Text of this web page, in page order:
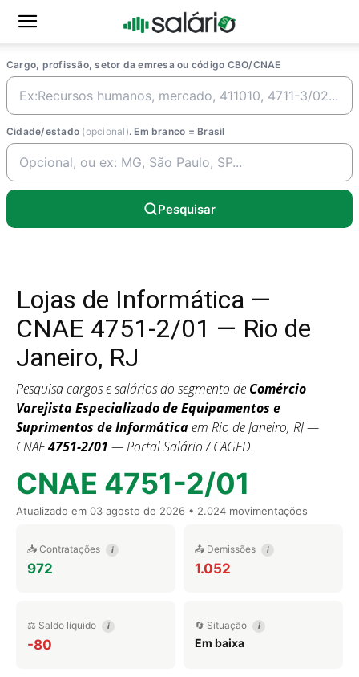
Cargo, profissão, setor da emresa ou código CBO/CNAE
Cidade/estado (opcional). Em branco = Brasil
Pesquisar
Lojas de Informática —
CNAE 4751-2/01 — Rio de
Janeiro, RJ
Pesquisa cargos e salários do segmento de Comércio
Varejista Especializado de Equipamentos e
Suprimentos de Informáticaem Rio de Janeiro, RJ —
CNAE4751-2/01 — Portal Salário / CAGED.
CNAE 4751-2/01
Atualizado em 03 agosto de 2026 • 2.024 movimentações
📥 Contratações i
972
📤 Demissões i
1.052
⚖️ Saldo líquido i
-80
🔄 Situação i
Em baixa